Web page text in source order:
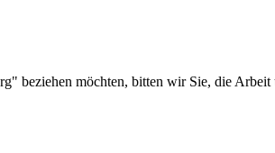
beziehen möchten, bitten wir Sie, die